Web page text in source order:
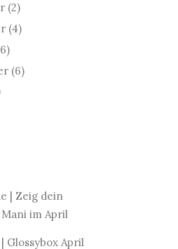
(2)
(4)
(6)
| Zeig dein
im April
Glossybox April